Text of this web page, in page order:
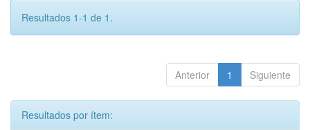
Resultados 1-1 de 1.
Anterior 1 Siguiente
Resultados por ítem: